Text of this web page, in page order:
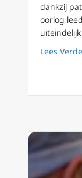
dankzij
oorlog
Lees